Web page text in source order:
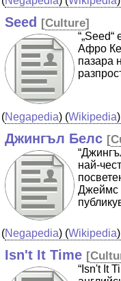
Seed [Culture]
Афро
пазара
(Negapedia) (Wikipedia
Джингъл Белс [
най-
Джеймс
(Negapedia) (Wikipedia
Isn't It Time [
“Isn't It